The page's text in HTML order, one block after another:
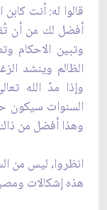
قالوا له: أنت
أفضل لك من أن
وتبين الاحكام
الظالم وينشد
السنوات سيكون
وهذا أفضل من
انظروا، ليس من
هذه إشكالات